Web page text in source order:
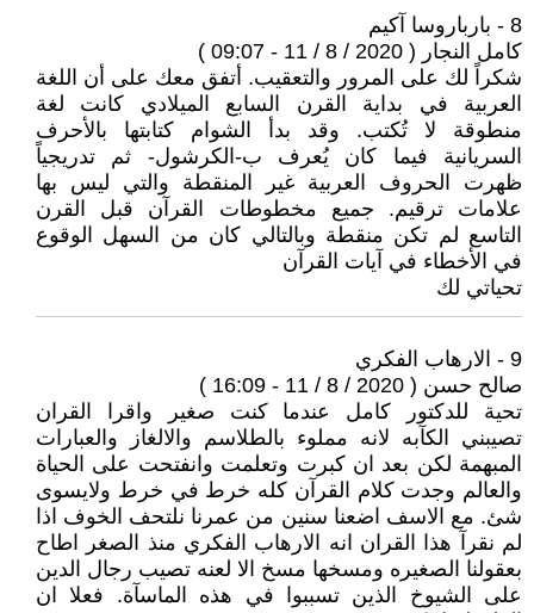
8 - بارباروسا آكيم
كامل النجار ( 2020 / 8 / 11 - 09:07 )
شكراً لك على المرور والتعقيب. أتفق معك على أن اللغة
العربية في بداية القرن السابع الميلادي كانت لغة
منطوقة لا تُكتب. وقد بدأ الشوام كتابتها بالأحرف
السريانية فيما كان يُعرف ب-الكرشول- ثم تدريجياً
ظهرت الحروف العربية غير المنقطة والتي ليس بها
علامات ترقيم. جميع مخطوطات القرآن قبل القرن
التاسع لم تكن منقطة وبالتالي كان من السهل الوقوع
في الأخطاء في آيات القرآن
تحياتي لك
9 - الارهاب الفكري
صالح حسن ( 2020 / 8 / 11 - 16:09 )
تحية للدكتور كامل عندما كنت صغير واقرا القران
تصيبني الكآبه لانه مملوء بالطلاسم والالغاز والعبارات
المبهمة لكن بعد ان كبرت وتعلمت وانفتحت على الحياة
والعالم وجدت كلام القرآن كله خرط في خرط ولايسوى
شئ. مع الاسف اضعنا سنين من عمرنا نلتحف الخوف اذا
لم نقرآ هذا القران انه الارهاب الفكري منذ الصغر اطاح
بعقولنا الصغيره ومسخها مسخ الا لعنه تصيب رجال الدين
على الشيوخ الذين تسببوا في هذه الماسآة. فعلا ان